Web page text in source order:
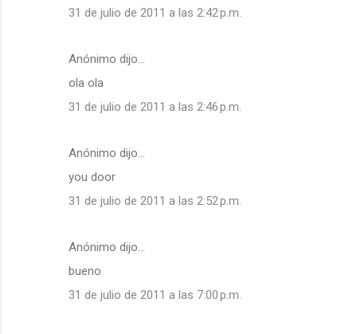
31 de julio de 2011 a las 2:42 p.m.
Anónimo dijo…
ola ola
31 de julio de 2011 a las 2:46 p.m.
Anónimo dijo…
you door
31 de julio de 2011 a las 2:52 p.m.
Anónimo dijo…
bueno
31 de julio de 2011 a las 7:00 p.m.